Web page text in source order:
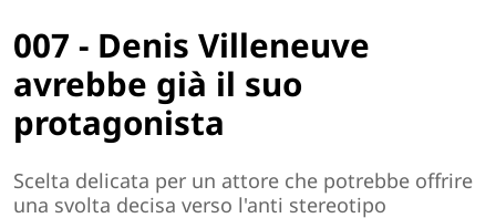
007 - Denis Villeneuve
avrebbe già il suo
protagonista
Scelta delicata per un attore che potrebbe offrire
una svolta decisa verso l'anti stereotipo